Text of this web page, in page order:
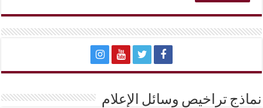
نماذج تراخيص وسائل الإعلام